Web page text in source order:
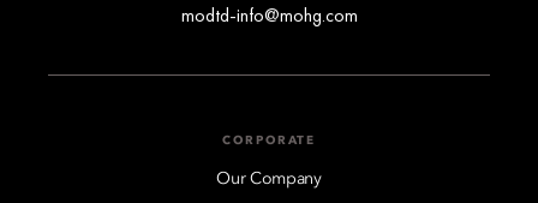
modtd-info@mohg.com
CORPORATE
Our Company